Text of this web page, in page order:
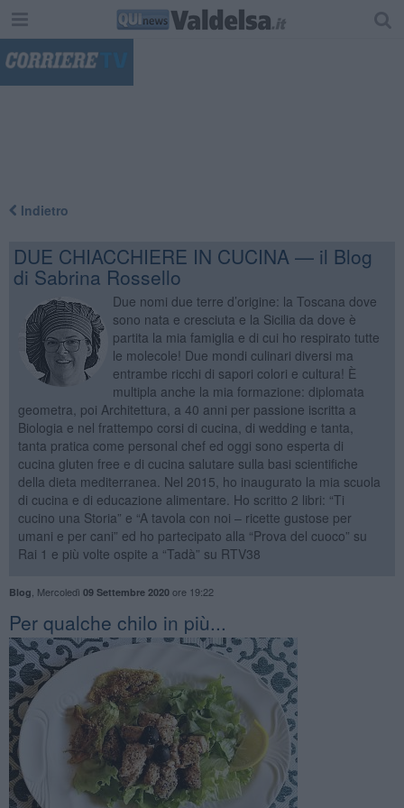
Indietro
DUE CHIACCHIERE IN CUCINA — il Blog
di Sabrina Rossello
Due nomi due terre d’origine: la Toscana dove
sono nata e cresciuta e la Sicilia da dove è
partita la mia famiglia e di cui ho respirato tutte
le molecole! Due mondi culinari diversi ma
entrambe ricchi di sapori colori e cultura! È
multipla anche la mia formazione: diplomata
geometra, poi Architettura, a 40 anni per passione iscritta a
Biologia e nel frattempo corsi di cucina, di wedding e tanta,
tanta pratica come personal chef ed oggi sono esperta di
cucina gluten free e di cucina salutare sulla basi scientifiche
della dieta mediterranea. Nel 2015, ho inaugurato la mia scuola
di cucina e di educazione alimentare. Ho scritto 2 libri: “Ti
cucino una Storia” e “A tavola con noi – ricette gustose per
umani e per cani” ed ho partecipato alla “Prova del cuoco” su
Rai 1 e più volte ospite a “Tadà” su RTV38
Blog Mercoledì 09 Settembre 2020ore 19:22
Per qualche chilo in più...